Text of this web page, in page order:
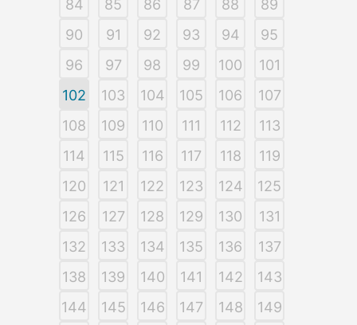
84 85 86 87 88
89
90
91 92 93 94
95
96
97 98 99 100
101
102
103 104 105 106
107
108
109 110 111 112
113
114
115 116 117 118
119
120
121 122 123 124
125
126
127 128 129 130
131
132
133 134 135 136
137
138
139 140 141 142
143
144
145 146 147 148
149